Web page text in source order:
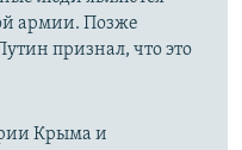
армии. Позже
признал, что это
Крыма и